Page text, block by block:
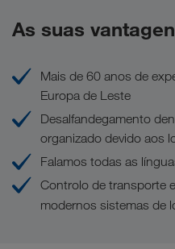
As suas
Mais de 60 anos de
Europa de Leste
Desalfandegamento
organizado devido aos
Falamos todas as
Controlo de transporte
modernos sistemas de